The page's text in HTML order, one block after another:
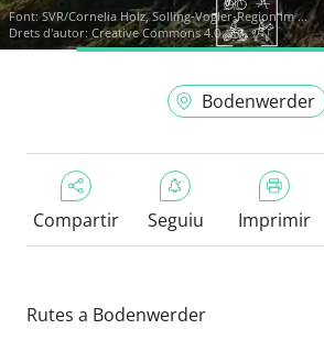
Font: SVR/Cornelia Holz, Solling-Vogler-Region im ...
Drets d'autor: Creative Commons 4.0
Bodenwerder
Compartir Seguiu Imprimir
Rutes a Bodenwerder